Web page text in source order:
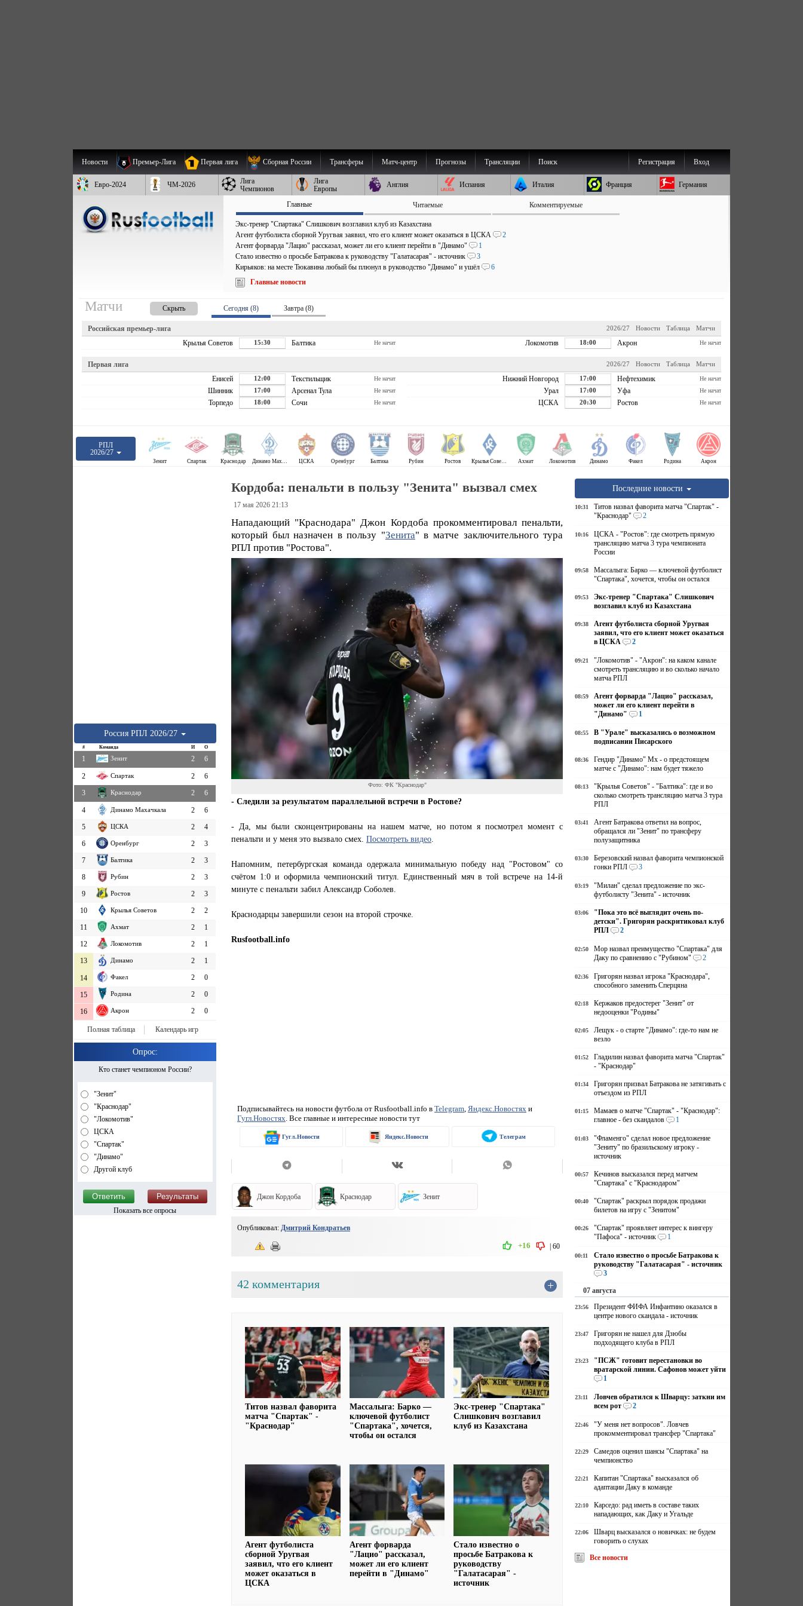
Новости Премьер-Лига Первая лига Сборная России Трансферы Матч-центр Прогнозы Трансляции Поиск Вход
Регистрация
Евро-2024 ЧМ-2026
Лига
Чемпионов
Лига
Европы
Англия Испания Италия Франция Германия
Главные Читаемые Комментируемые
Экс-тренер "Спартака" Слишкович возглавил клуб из Казахстана
Агент футболиста сборной Уругвая заявил, что его клиент может оказаться в ЦСКА
2
Агент форварда "Лацио" рассказал, может ли его клиент перейти в "Динамо"
1
Стало известно о просьбе Батракова к руководству "Галатасарая" - источник
3
Кирьяков: на месте Тюкавина любый бы плюнул в руководство "Динамо" и ушёл
6
Главные новости
Матчи Скрыть Сегодня (8) Завтра (8)
Российская премьер-лига Матчи
Таблица
Новости
2026/27
Крылья Советов 15:30 Балтика Не начат Локомотив 18:00 Акрон Не начат
Первая лига Матчи
Таблица
Новости
2026/27
Енисей 12:00 Текстильщик Не начат Нижний Новгород 17:00 Нефтехимик Не начат
Шинник 17:00 Арсенал Тула Не начат Урал 17:00 Уфа Не начат
Торпедо 18:00 Сочи Не начат ЦСКА 20:30 Ростов Не начат
РПЛ
2026/27
Зенит Спартак Краснодар Динамо Махачкала ЦСКА Оренбург Балтика Рубин Ростов Крылья Советов Ахмат Локомотив Динамо Факел Родина Акрон
Россия РПЛ 2026/27
# Команда И О
1 Зенит 2 6
2 Спартак 2
6
3
Краснодар 2 6
4 Динамо Махачкала 2
6
5
ЦСКА 2
4
6
Оренбург 2
3
7
Балтика 2
3
8
Рубин 2
3
9
Ростов 2
3
10
Крылья Советов 2
2
11
Ахмат 2
1
12
Локомотив 2
1
13
Динамо 2 1
14 Факел 2 0
15 Родина 2 0
16 Акрон 2 0
Полная таблица Календарь игр
Опрос:
Кто станет чемпионом России?
"Зенит"
"Краснодар"
"Локомотив"
ЦСКА
"Спартак"
"Динамо"
Другой клуб
Показать все опросы
Кордоба: пенальти в пользу "Зенита" вызвал смех
17 мая 2026 21:13
Нападающий "Краснодара" Джон Кордоба прокомментировал пенальти,
который был назначен в пользу "Зенита" в матче заключительного тура
РПЛ против "Ростова".
Фото: ФК "Краснодар"
- Следили за результатом параллельной встречи в Ростове?
- Да, мы были сконцентрированы на нашем матче, но потом я посмотрел момент с
пенальти и у меня это вызвало смех. Посмотреть видео.
Напомним, петербургская команда одержала минимальную победу над "Ростовом" со
счётом 1:0 и оформила чемпионский титул. Единственный мяч в той встрече на 14-й
минуте с пенальти забил Александр Соболев.
Краснодарцы завершили сезон на второй строчке.
Rusfootball.info
Подписывайтесь на новости футбола от Rusfootball.info в Telegram, Яндекс.Новостяхи
Гугл.Новостях. Все главные и интересные новости тут
Гугл.Новости Яндекс.Новости Телеграм
Джон Кордоба Краснодар Зенит
Опубликовал: Дмитрий Кондратьев
|60
+16
42 комментария +
Титов назвал фаворита
матча "Спартак" -
"Краснодар"
Массалыга: Барко —
ключевой футболист
"Спартака", хочется,
чтобы он остался
Экс-тренер "Спартака"
Слишкович возглавил
клуб из Казахстана
Агент футболиста
сборной Уругвая
заявил, что его клиент
может оказаться в
ЦСКА
Агент форварда
"Лацио" рассказал,
может ли его клиент
перейти в "Динамо"
Стало известно о
просьбе Батракова к
руководству
"Галатасарая" -
источник
Последние новости
10:31
Титов назвал фаворита матча "Спартак" -
"Краснодар"
2
10:16
ЦСКА - "Ростов": где смотреть прямую
трансляцию матча 3 тура чемпионата
России
09:58
Массалыга: Барко — ключевой футболист
"Спартака", хочется, чтобы он остался
09:53
Экс-тренер "Спартака" Слишкович
возглавил клуб из Казахстана
09:38
Агент футболиста сборной Уругвая
заявил, что его клиент может оказаться
в ЦСКА
2
09:21
"Локомотив" - "Акрон": на каком канале
смотреть трансляцию и во сколько начало
матча РПЛ
08:59
Агент форварда "Лацио" рассказал,
может ли его клиент перейти в
"Динамо"
1
08:55
В "Урале" высказались о возможном
подписании Писарского
08:36
Гендир "Динамо" Мх - о предстоящем
матче с "Динамо": нам будет тяжело
08:13
"Крылья Советов" - "Балтика": где и во
сколько смотреть трансляцию матча 3 тура
РПЛ
03:41
Агент Батракова ответил на вопрос,
обращался ли "Зенит" по трансферу
полузащитника
03:30
Березовский назвал фаворита чемпионской
гонки РПЛ
3
03:19
"Милан" сделал предложение по экс-
футболисту "Зенита" - источник
03:06
"Пока это всё выглядит очень по-
детски". Григорян раскритиковал клуб
РПЛ
2
02:50
Мор назвал преимущество "Спартака" для
Даку по сравнению с "Рубином"
2
02:36
Григорян назвал игрока "Краснодара",
способного заменить Сперцяна
02:18
Кержаков предостерег "Зенит" от
недооценки "Родины"
02:05
Лещук - о старте "Динамо": где-то нам не
везло
01:52
Гладилин назвал фаворита матча "Спартак"
- "Краснодар"
01:34
Григорян призвал Батракова не затягивать с
отъездом из РПЛ
01:15
Мамаев о матче "Спартак" - "Краснодар":
главное - без скандалов
1
01:03
"Фламенго" сделал новое предложение
"Зениту" по бразильскому игроку -
источник
00:57
Кечинов высказался перед матчем
"Спартака" с "Краснодаром"
00:40
"Спартак" раскрыл порядок продажи
билетов на игру с "Зенитом"
00:26
"Спартак" проявляет интерес к вингеру
"Пафоса" - источник
1
00:11
Стало известно о просьбе Батракова к
руководству "Галатасарая" - источник
3
07 августа
23:56
Президент ФИФА Инфантино оказался в
центре нового скандала - источник
23:47
Григорян не нашел для Дзюбы
подходящего клуба в РПЛ
23:23
"ПСЖ" готовит перестановки во
вратарской линии. Сафонов может уйти
1
23:11
Ловчев обратился к Шварцу: заткни им
всем рот
2
22:46
"У меня нет вопросов". Ловчев
прокомментировал трансфер "Спартака"
22:29
Самедов оценил шансы "Спартака" на
чемпионство
22:21
Капитан "Спартака" высказался об
адаптации Даку в команде
22:10
Карседо: рад иметь в составе таких
нападающих, как Даку и Угальде
22:06
Шварц высказался о новичках: не будем
говорить о слухах
Все новости